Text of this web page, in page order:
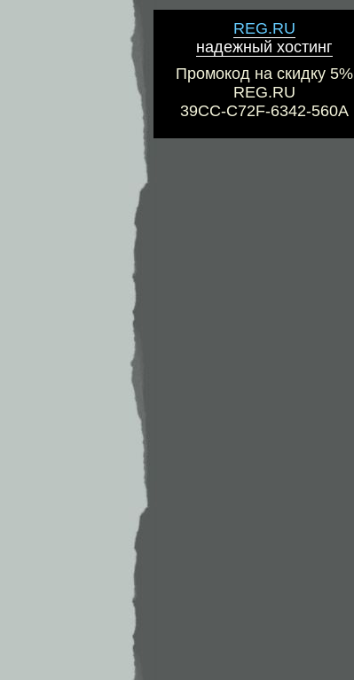
REG.RU
надежный хостинг
Промокод на скидку 5%
REG.RU
39CC-C72F-6342-560A